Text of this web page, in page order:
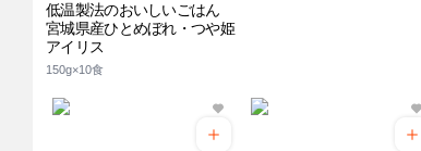
低温製法のおいしいごはん
宮城県産ひとめぼれ・つや姫
アイリス
150g×10食